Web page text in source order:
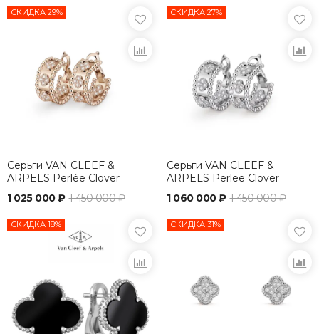
СКИДКА 29%
Серьги VAN CLEEF &
ARPELS Perlée Clover
1 025 000 ₽ 1 450 000 ₽
СКИДКА 27%
Серьги VAN CLEEF &
ARPELS Perlee Clover
1 060 000 ₽ 1 450 000 ₽
СКИДКА 18% СКИДКА 31%